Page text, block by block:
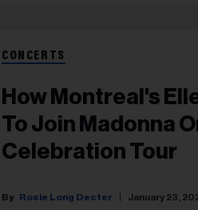
CONCERTS
How Montreal's
To Join Madonna
Celebration Tour
Rosie Long Decter January 23,